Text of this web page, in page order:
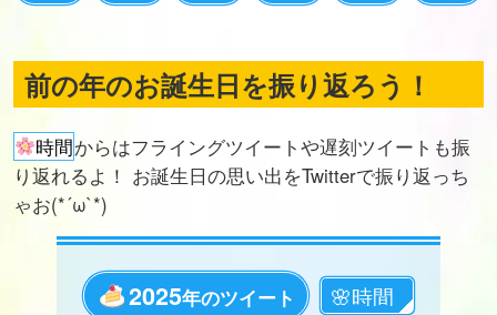
前の年のお誕生日を振り返ろう！
時間からはフライングツイートや遅刻ツイートも振
り返れるよ！ お誕生日の思い出をTwitterで振り返っち
ゃお(*´ω`*)
2025年のツイート